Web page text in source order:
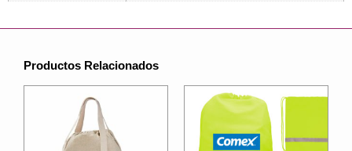
Productos Relacionados